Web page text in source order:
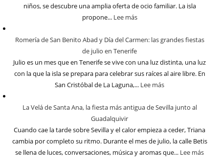
niños, se descubre una amplia oferta de ocio familiar. La isla
propone... Lee más
Romería de San Benito Abad y Día del Carmen: las grandes fiestas
de julio en Tenerife
Julio es un mes que en Tenerife se vive con una luz distinta, una luz
con la que la isla se prepara para celebrar sus raíces al aire libre. En
San Cristóbal de La Laguna,... Lee más
La Velá de Santa Ana, la fiesta más antigua de Sevilla junto al
Guadalquivir
Cuando cae la tarde sobre Sevilla y el calor empieza a ceder, Triana
cambia por completo su ritmo. Durante el mes de julio, la calle Betis
se llena de luces, conversaciones, música y aromas que... Lee más